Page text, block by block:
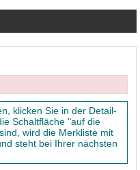
klicken Sie in der Detail-
Schaltfläche "auf die
wird die Merkliste mit
steht bei Ihrer nächsten